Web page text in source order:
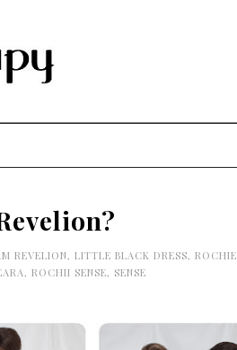
REVELION, LITTLE BLACK DRESS, ROCHIE
, ROCHII SENSE, SENSE